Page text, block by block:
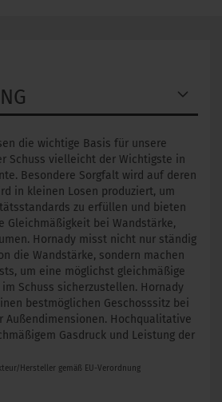
die wichtige Basis für unsere
Schuss vielleicht der Wichtigste in
Besondere Sorgfalt wird auf deren
in kleinen Losen produziert, um
zu erfüllen und bieten
Gleichmäßigkeit bei Wandstärke,
Hornady misst nicht nur ständig
die Wandstärke, sondern machen
um eine möglichst gleichmäßige
Schuss sicherzustellen. Hornady
bestmöglichen Geschosssitz bei
Außendimensionen. Hochqualitative
Gasdruck und Leistung der
Hersteller gemäß EU-Verordnung